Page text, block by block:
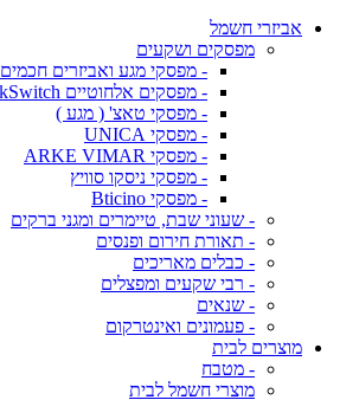
אביזרי חשמל
מפסקים ושקעים
- מפסקי מגע ואביזרים חכמים WIFI
- מפסקים אלחוטיים QuickSwitch
- מפסקי טאצ' ( מגע )
- מפסקי UNICA
- מפסקי ARKE VIMAR
- מפסקי ניסקו סוויץ
- מפסקי Bticino
- שעוני שבת, טיימרים ומגני ברקים
- תאורת חירום ופנסים
- כבלים מאריכים
- רבי שקעים ומפצלים
- שנאים
- פעמונים ואינטרקום
מוצרים לבית
- מטבח
מוצרי חשמל לבית